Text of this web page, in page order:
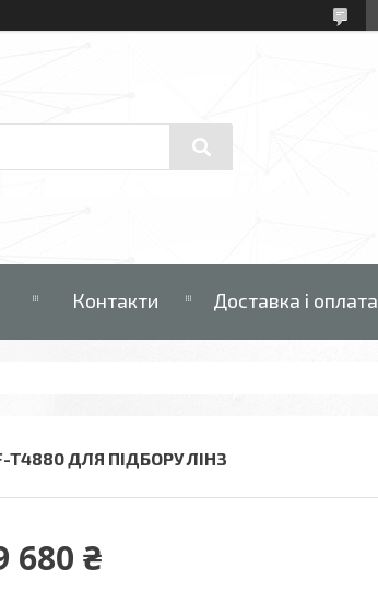
Контакти Доставка і оплата
T4880 ДЛЯ ПІДБОРУ ЛІНЗ
680 ₴